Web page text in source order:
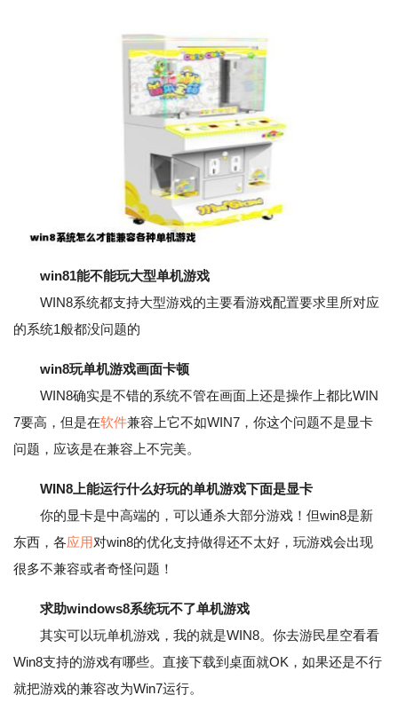
win81能不能玩大型单机游戏
WIN8系统都支持大型游戏的主要看游戏配置要求里所对应
的系统1般都没问题的
win8玩单机游戏画面卡顿
WIN8确实是不错的系统不管在画面上还是操作上都比WIN
7要高，但是在软件兼容上它不如WIN7，你这个问题不是显卡
问题，应该是在兼容上不完美。
WIN8上能运行什么好玩的单机游戏下面是显卡
你的显卡是中高端的，可以通杀大部分游戏！但win8是新
东西，各应用对win8的优化支持做得还不太好，玩游戏会出现
很多不兼容或者奇怪问题！
求助windows8系统玩不了单机游戏
其实可以玩单机游戏，我的就是WIN8。你去游民星空看看
Win8支持的游戏有哪些。直接下载到桌面就OK，如果还是不行
就把游戏的兼容改为Win7运行。